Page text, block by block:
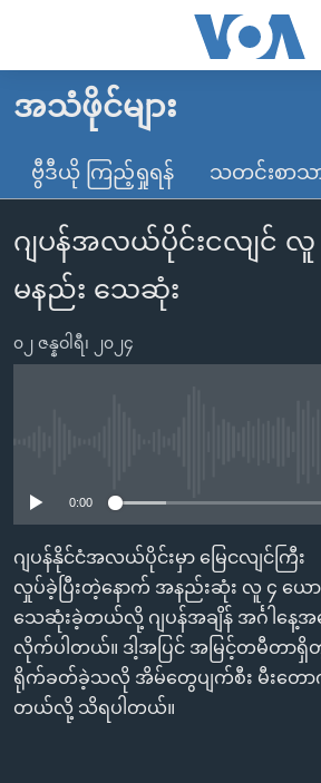
လွယ်ကူ
သည့်
များ
ပင်မ
သို့
စာမျက်နှာ
သို့
ကျော်
ကြည့်
ရန်
ရှာဖွေ
မူလစာမျက်နှာ
မြန်မာ
ကမ္ဘာ့သတင်းများ
နိုင်ငံတကာ
အမေရိကန်
အစ္စရေး-ပါလက်စတိုင်း
ဗွီဒီယို
သတင်းလွတ်လပ်ခွင့်
ရပ်ဝန်းတခု လမ်းတခု အလွန်
အင်္ဂလိပ်စာလေ့လာမယ်
ဗွီအိုအေ လူမှုကွန်ယက်များ
ဘာသာစကားများ
အသံဖိုင်များ
ဗွီဒီယို ကြည့်ရှုရန် သတင်းစာသ
ဂျပန်အလယ်ပိုင်းငလျင်
မနည်း သေဆုံး
၀၂ ဇန္နဝါရီ၊ ၂၀၂၄
0:00
ဂျပန်နိုင်ငံအလယ်ပိုင်းမှာ မြေငလျင်ကြီး
လှုပ်ခဲ့ပြီးတဲ့နောက် အနည်းဆုံး လူ ၄ ယေ
သေဆုံးခဲ့တယ်လို့ ဂျပန်အချိန် အင်္ဂါနေ့
လိုက်ပါတယ်။ ဒါ့အပြင် အမြင့်တမီတာရှိ
ရိုက်ခတ်ခဲ့သလို အိမ်တွေပျက်စီး မီးတေ
တယ်လို့ သိရပါတယ်။